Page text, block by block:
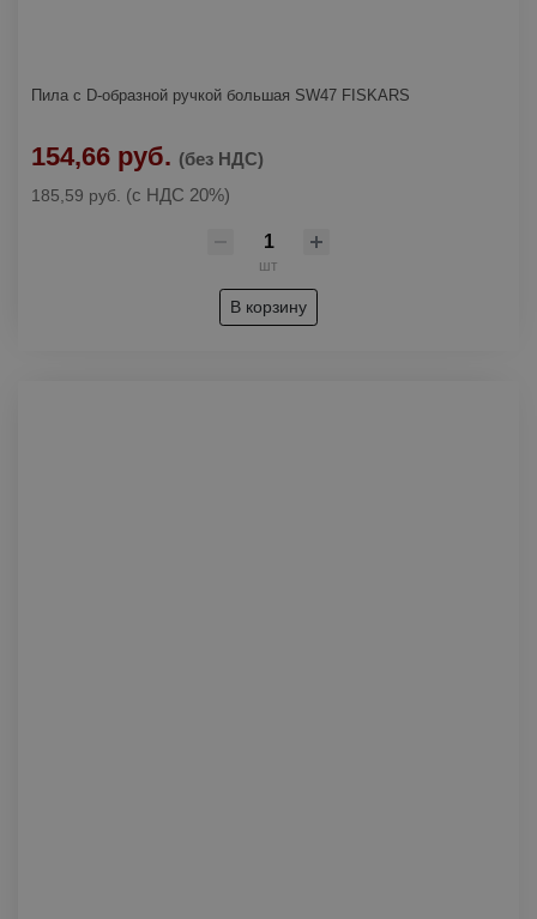
Пила с D-образной ручкой большая SW47 FISKARS
154,66 руб. (без НДС)
185,59 руб. (с НДС 20%)
шт
В корзину